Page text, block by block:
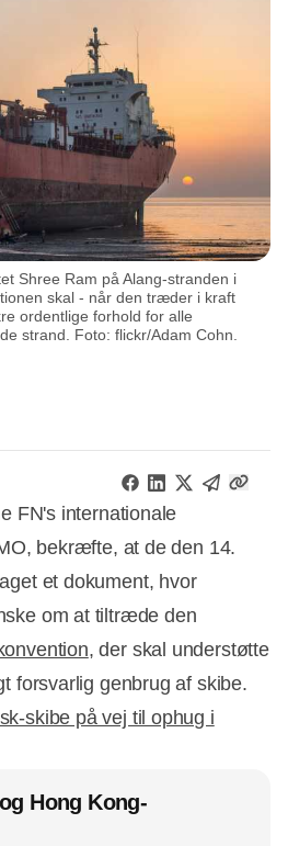
Shree Ram på Alang-stranden i
skal - når den træder i kraft
ordentlige forhold for alle
strand. Foto: flickr/Adam Cohn.
FN's internationale
bekræfte, at de den 14.
et dokument, hvor
om at tiltræde den
, der skal understøtte
forsvarlig genbrug af skibe.
skibe på vej til ophug i
Hong Kong-